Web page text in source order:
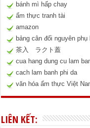
bánh mì hấp chay
ẩm thực tranh tài
amazon
bảng cân đối nguyên
茶入 ラクト蓋
cua hang dung cu lam
cach lam banh phi da
văn hóa ẩm thực Việt
LIÊN KẾT: